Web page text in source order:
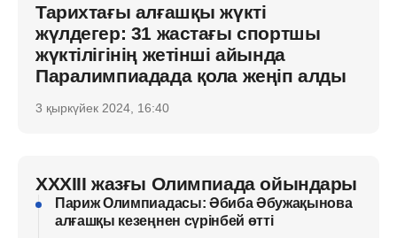
Тарихтағы алғашқы жүкті
жүлдегер: 31 жастағы спортшы
жүктілігінің жетінші айында
Паралимпиадада қола жеңіп алды
3 қыркүйек 2024, 16:40
XXXIII жазғы Олимпиада ойындары
Париж Олимпиадасы: Әбиба Әбужақынова
алғашқы кезеңнен сүрінбей өтті